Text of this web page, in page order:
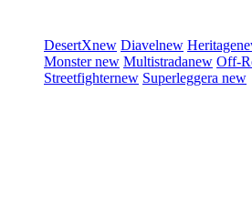
DesertXnew Diavelnew Heritage
Monsternew Multistradanew Off-
Streetfighternew Superleggera new